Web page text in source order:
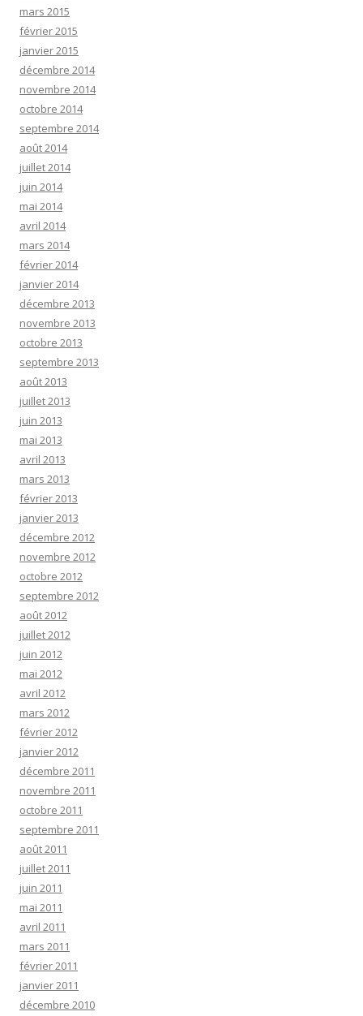
mars 2015
février 2015
janvier 2015
décembre 2014
novembre 2014
octobre 2014
septembre 2014
août 2014
juillet 2014
juin 2014
mai 2014
avril 2014
mars 2014
février 2014
janvier 2014
décembre 2013
novembre 2013
octobre 2013
septembre 2013
août 2013
juillet 2013
juin 2013
mai 2013
avril 2013
mars 2013
février 2013
janvier 2013
décembre 2012
novembre 2012
octobre 2012
septembre 2012
août 2012
juillet 2012
juin 2012
mai 2012
avril 2012
mars 2012
février 2012
janvier 2012
décembre 2011
novembre 2011
octobre 2011
septembre 2011
août 2011
juillet 2011
juin 2011
mai 2011
avril 2011
mars 2011
février 2011
janvier 2011
décembre 2010